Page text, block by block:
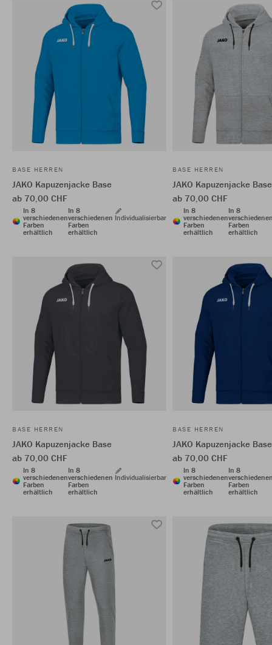
BASE HERREN
JAKO Kapuzenjacke Base
ab 70,00 CHF
In 8
verschiedenen
Farben
erhältlich
In 8
verschiedenen
Farben
erhältlich
Individualisierbar
BASE HERREN
JAKO Kapuzenjacke Base
ab 70,00 CHF
In 8
verschiedenen
Farben
erhältlich
In 8
Farben
erhältlich
BASE HERREN
JAKO Kapuzenjacke Base
ab 70,00 CHF
In 8
verschiedenen
Farben
erhältlich
In 8
verschiedenen
Farben
erhältlich
Individualisierbar
BASE HERREN
JAKO Kapuzenjacke Base
ab 70,00 CHF
In 8
verschiedenen
Farben
erhältlich
In 8
Farben
erhältlich